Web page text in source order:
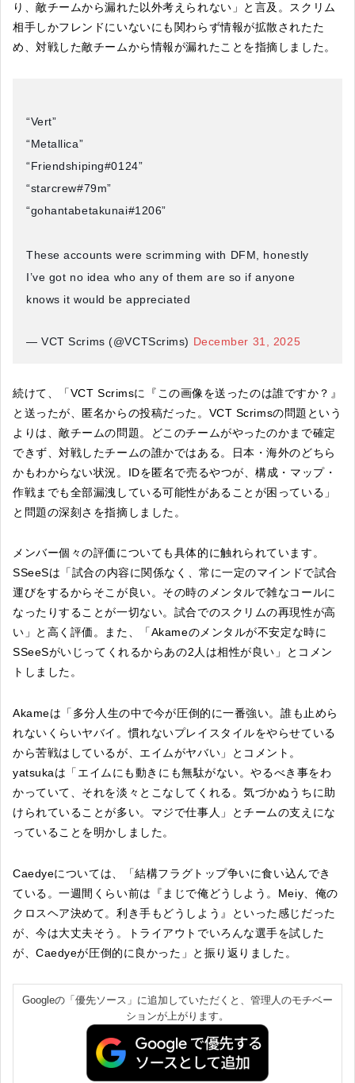
り、敵チームから漏れた以外考えられない」と言及。スクリム
相手しかフレンドにいないにも関わらず情報が拡散されたた
め、対戦した敵チームから情報が漏れたことを指摘しました。
“Vert”
“Metallica”
“Friendshiping#0124”
“starcrew#79m”
“gohantabetakunai#1206”
These accounts were scrimming with DFM, honestly
I’ve got no idea who any of them are so if anyone
knows it would be appreciated
— VCT Scrims (@VCTScrims) December 31, 2025
続けて、「VCT Scrimsに『この画像を送ったのは誰ですか？』
と送ったが、匿名からの投稿だった。VCT Scrimsの問題という
よりは、敵チームの問題。どこのチームがやったのかまで確定
できず、対戦したチームの誰かではある。日本・海外のどちら
かもわからない状況。IDを匿名で売るやつが、構成・マップ・
作戦までも全部漏洩している可能性があることが困っている」
と問題の深刻さを指摘しました。
メンバー個々の評価についても具体的に触れられています。
SSeeSは「試合の内容に関係なく、常に一定のマインドで試合
運びをするからそこが良い。その時のメンタルで雑なコールに
なったりすることが一切ない。試合でのスクリムの再現性が高
い」と高く評価。また、「Akameのメンタルが不安定な時に
SSeeSがいじってくれるからあの2人は相性が良い」とコメン
トしました。
Akameは「多分人生の中で今が圧倒的に一番強い。誰も止めら
れないくらいヤバイ。慣れないプレイスタイルをやらせている
から苦戦はしているが、エイムがヤバい」とコメント。
yatsukaは「エイムにも動きにも無駄がない。やるべき事をわ
かっていて、それを淡々とこなしてくれる。気づかぬうちに助
けられていることが多い。マジで仕事人」とチームの支えにな
っていることを明かしました。
Caedyeについては、「結構フラグトップ争いに食い込んでき
ている。一週間くらい前は『まじで俺どうしよう。Meiy、俺の
クロスヘア決めて。利き手もどうしよう』といった感じだった
が、今は大丈夫そう。トライアウトでいろんな選手を試した
が、Caedyeが圧倒的に良かった」と振り返りました。
Googleの「優先ソース」に追加していただくと、管理人のモチベー
ションが上がります。